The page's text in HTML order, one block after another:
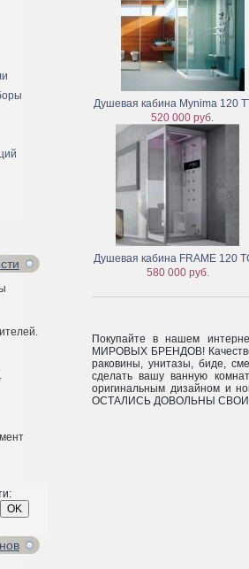
Душевая кабина Mynima 120
520 000 руб.
Душевая кабина FRAME 120
580 000 руб.
Покупайте в нашем
МИРОВЫХ БРЕНДОВ!
раковины, унитазы, биде,
сделать вашу ванную
оригинальным дизайном и
ОСТАЛИСЬ ДОВОЛЬНЫ